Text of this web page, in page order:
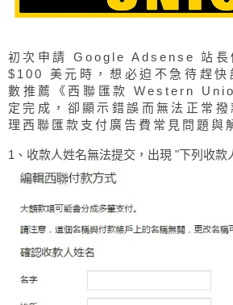
初次申請 Google Adsense 站長
$100 美元時，想必迫不急待趕快
數推薦《西聯匯款 Western
定完成，卻顯示錯誤而無法正常
理西聯匯款支付廣告費常見問題與
1、收款人姓名無法提交，出現 "下列收款